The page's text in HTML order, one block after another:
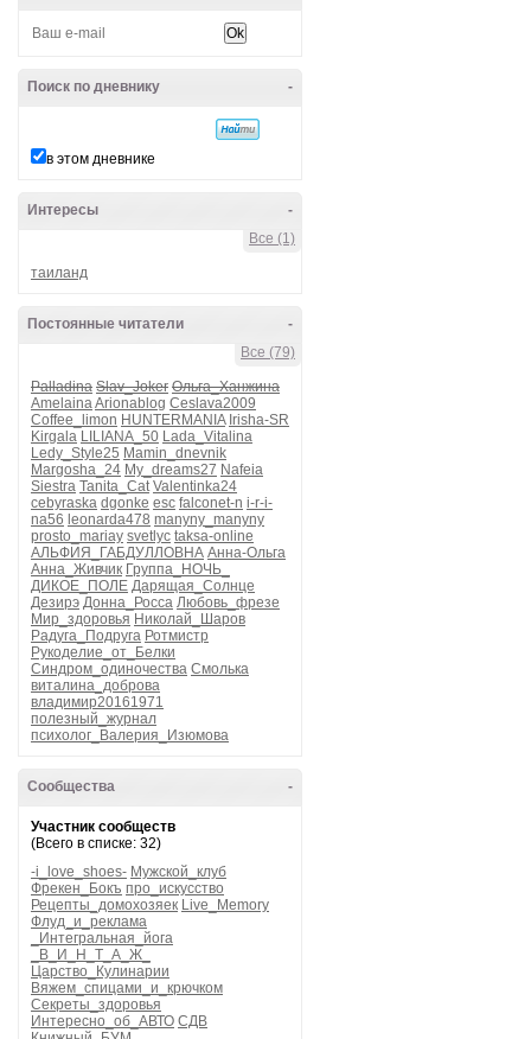
-
Поиск по дневнику
в этом дневнике
-
Интересы
Все (1)
таиланд
-
Постоянные читатели
Все (79)
Palladina Slav_Joker Ольга_Ханжина
AmelainaArionablog Ceslava2009
Coffee_limon HUNTERMANIA Irisha-SR
Kirgala LILIANA_50 Lada_Vitalina
Ledy_Style25 Mamin_dnevnik
Margosha_24 My_dreams27 Nafeia
Siestra Tanita_Cat Valentinka24
cebyraska dgonke esc falconet-n i-r-i-
na56 leonarda478 manyny_manyny
prosto_mariay svetlyc taksa-online
АЛЬФИЯ_ГАБДУЛЛОВНА Анна-Ольга
Анна_Живчик Группа_НОЧЬ_
ДИКОЕ_ПОЛЕ Дарящая_Солнце
Дезирэ Донна_Росса Любовь_фрезе
Мир_здоровья Николай_Шаров
Радуга_Подруга Ротмистр
Рукоделие_от_Белки
Синдром_одиночества Смолька
виталина_доброва
владимир20161971
полезный_журнал
психолог_Валерия_Изюмова
-
Сообщества
Участник сообществ
(Всего в списке: 32)
-i_love_shoes- Мужской_клуб
Фрекен_Бокъ про_искусство
Рецепты_домохозяек Live_Memory
Флуд_и_реклама
_Интегральная_йога
_В_И_Н_Т_А_Ж_
Царство_Кулинарии
Вяжем_спицами_и_крючком
Секреты_здоровья
Интересно_об_АВТО СДВ